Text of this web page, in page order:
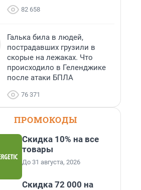
82 658
Галька била в людей,
пострадавших грузили в
скорые на лежаках. Что
происходило в Геленджике
после атаки БПЛА
76 371
ПРОМОКОДЫ
Скидка 10% на все
товары
До 31 августа, 2026
Скидка 72 000 на